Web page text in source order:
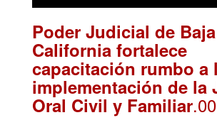
Poder Judicial de Baja
California fortalece
capacitación rumbo a
implementación de la
Oral Civil y Familiar